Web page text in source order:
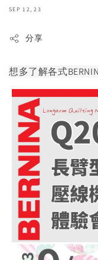
SEP 12, 23
分享
想多了解各式